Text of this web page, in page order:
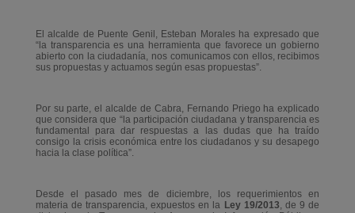
El alcalde de Puente Genil, Esteban Morales ha expresado que
“la transparencia es una herramienta que favorece un gobierno
abierto con la ciudadanía, nos comunicamos con ellos, recibimos
sus propuestas y actuamos según esas propuestas”.
Por su parte, el alcalde de Cabra, Fernando Priego ha explicado
que considera que “la participación ciudadana y transparencia es
fundamental para dar respuestas a las dudas que ha traído
consigo la crisis económica entre los ciudadanos y su desapego
hacia la clase política”.
Desde el pasado mes de diciembre, los requerimientos en
materia de transparencia, expuestos en la Ley 19/2013, de 9 de